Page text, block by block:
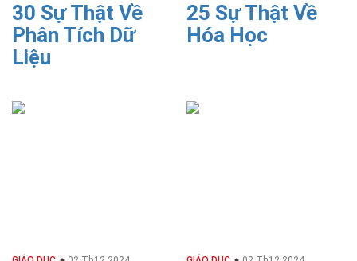
30 Sự Thật Về
Phân Tích Dữ
Liệu
25 Sự Thật Về
Hóa Học